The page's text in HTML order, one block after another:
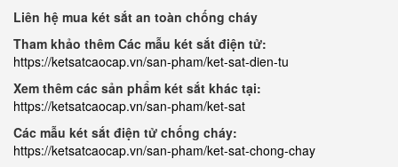
Liên hệ mua két sắt an toàn chống cháy
Tham khảo thêm Các mẫu két sắt điện tử:
https://ketsatcaocap.vn/san-pham/ket-sat-dien-tu
Xem thêm các sản phẩm két sắt khác tại:
https://ketsatcaocap.vn/san-pham/ket-sat
Các mẫu két sắt điện tử chống cháy:
https://ketsatcaocap.vn/san-pham/ket-sat-chong-chay